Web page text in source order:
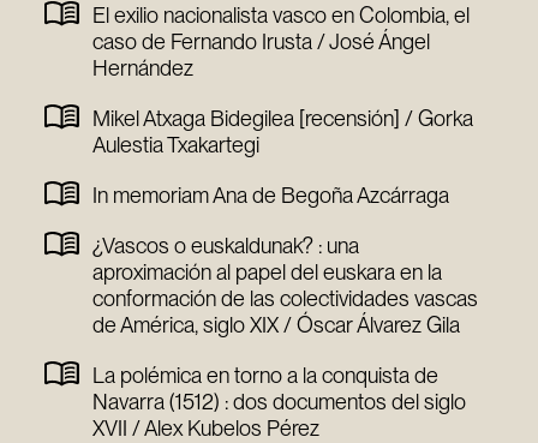
El exilio nacionalista vasco en Colombia, el
caso de Fernando Irusta / José Ángel
Hernández
Mikel Atxaga Bidegilea [recensión] / Gorka
Aulestia Txakartegi
In memoriam Ana de Begoña Azcárraga
¿Vascos o euskaldunak? : una
aproximación al papel del euskara en la
conformación de las colectividades vascas
de América, siglo XIX / Óscar Álvarez Gila
La polémica en torno a la conquista de
Navarra (1512) : dos documentos del siglo
XVII / Alex Kubelos Pérez